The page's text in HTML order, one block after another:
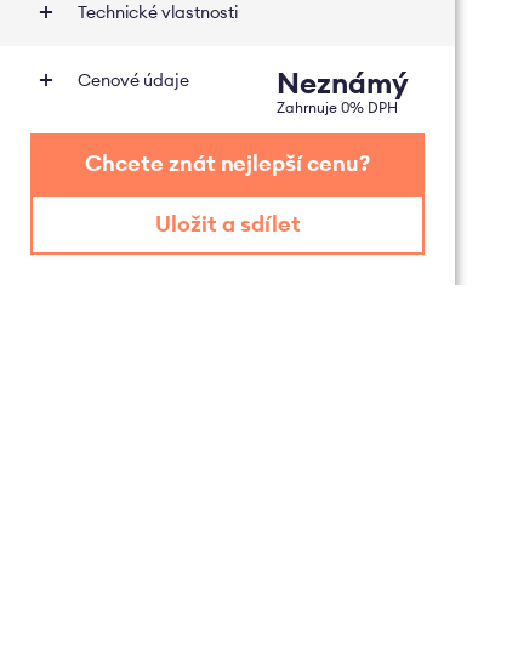
Technické vlastnosti
Cenové údaje
Zahrnuje0% DPH
Neznámý
Chcete znát nejlepší cenu?
Uložit a sdílet